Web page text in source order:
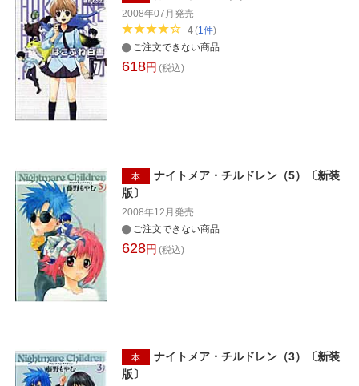
2008年07月 発売
4(1件)
ご注文できない商品
618円 (税込)
本
ナイトメア・チルドレン（5）〔新装
版〕
2008年12月 発売
ご注文できない商品
628円 (税込)
本
ナイトメア・チルドレン（3）〔新装
版〕